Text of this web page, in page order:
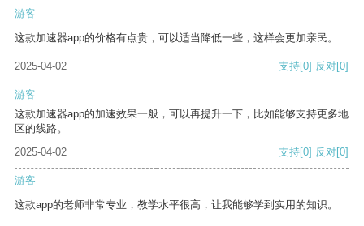
游客
这款加速器app的价格有点贵，可以适当降低一些，这样会更加亲民。
2025-04-02 支持[0] 反对[0]
游客
这款加速器app的加速效果一般，可以再提升一下，比如能够支持更多地
区的线路。
2025-04-02
支持[0] 反对[0]
游客
这款app的老师非常专业，教学水平很高，让我能够学到实用的知识。